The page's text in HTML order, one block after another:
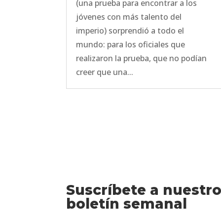
(una prueba para encontrar a los
jóvenes con más talento del
imperio) sorprendió a todo el
mundo: para los oficiales que
realizaron la prueba, que no podían
creer que una...
Suscríbete a
boletín semanal